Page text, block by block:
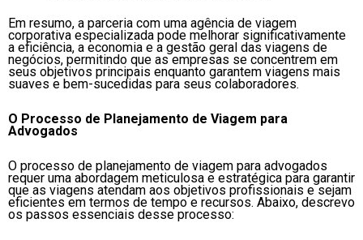
Em resumo, a parceria com uma agência de viagem
corporativa especializada pode melhorar significativamente
a eficiência, a economia e a gestão geral das viagens de
negócios, permitindo que as empresas se concentrem em
seus objetivos principais enquanto garantem viagens mais
suaves e bem-sucedidas para seus colaboradores.
O Processo de Planejamento de Viagem para
Advogados
O processo de planejamento de viagem para advogados
requer uma abordagem meticulosa e estratégica para garantir
que as viagens atendam aos objetivos profissionais e sejam
eficientes em termos de tempo e recursos. Abaixo, descrevo
os passos essenciais desse processo: